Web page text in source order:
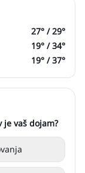
27° /29°
19° /34°
19° /37°
vaš dojam?